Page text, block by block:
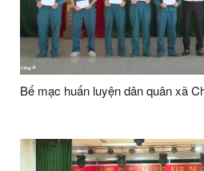
Bế mạc huấn luyện dân quân xã